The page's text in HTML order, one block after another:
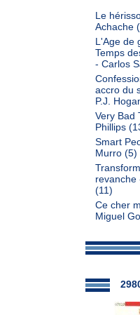
Le
Achache
L'Age de
Temps
- Carlos
accro du
P.J.
Very Bad
Phillips
Smart
Murro(5)
revanche
(11)
Ce cher
Miguel